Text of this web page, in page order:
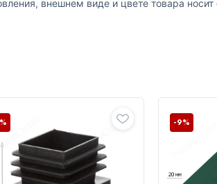
внешнем виде и цвете товара
-9%